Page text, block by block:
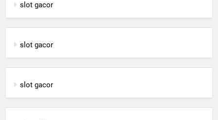
slot gacor
slot gacor
slot gacor